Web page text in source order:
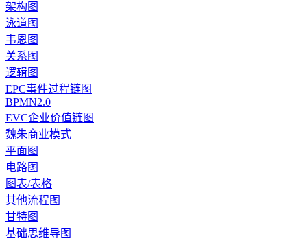
架构图
泳道图
韦恩图
关系图
逻辑图
EPC事件过程链图
BPMN2.0
EVC企业价值链图
魏朱商业模式
平面图
电路图
图表/表格
其他流程图
甘特图
基础思维导图